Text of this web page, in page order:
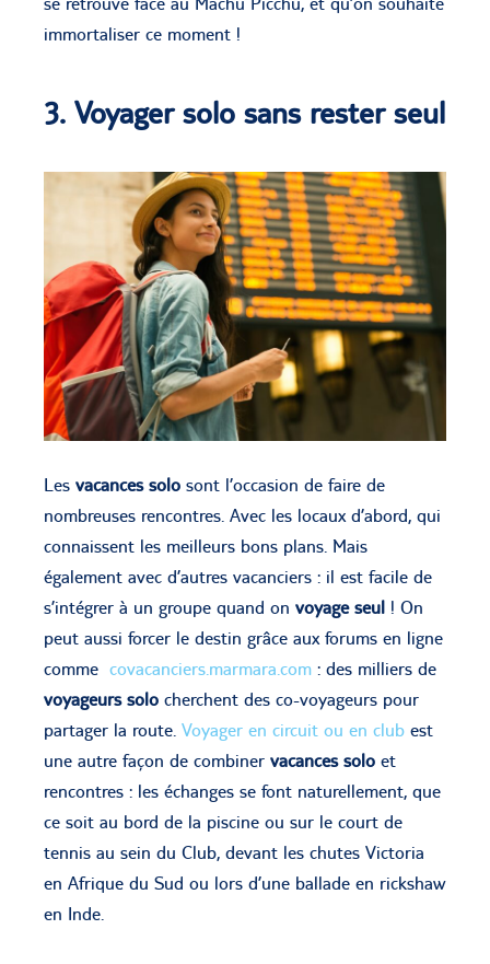
immortaliser ce moment !
3. Voyager solo sans rester seul
Les vacances solo sont l’occasion de faire de
nombreuses rencontres. Avec les locaux d’abord, qui
connaissent les meilleurs bons plans. Mais
également avec d’autres vacanciers : il est facile de
s’intégrer à un groupe quand on voyage seul ! On
peut aussi forcer le destin grâce aux forums en ligne
comme covacanciers.marmara.com : des milliers de
voyageurs solo cherchent des co-voyageurs pour
partager la route. Voyager en circuit ou en club est
une autre façon de combiner vacances solo et
rencontres : les échanges se font naturellement, que
ce soit au bord de la piscine ou sur le court de
tennis au sein du Club, devant les chutes Victoria
en Afrique du Sud ou lors d’une ballade en rickshaw
en Inde.